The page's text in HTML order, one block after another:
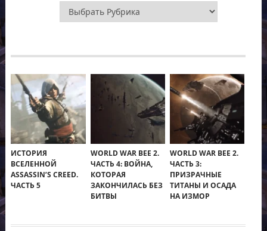
Рубрики
ИСТОРИЯ
ВСЕЛЕННОЙ
ASSASSIN’S CREED.
ЧАСТЬ 5
WORLD WAR BEE 2.
ЧАСТЬ 4: ВОЙНА,
КОТОРАЯ
ЗАКОНЧИЛАСЬ БЕЗ
БИТВЫ
WORLD WAR BEE 2.
ЧАСТЬ 3:
ПРИЗРАЧНЫЕ
ТИТАНЫ И ОСАДА
НА ИЗМОР